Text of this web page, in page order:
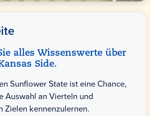
alles Wissenswerte über
Side.
Sunflower State ist eine Chance,
Auswahl an Vierteln und
Zielen kennenzulernen.